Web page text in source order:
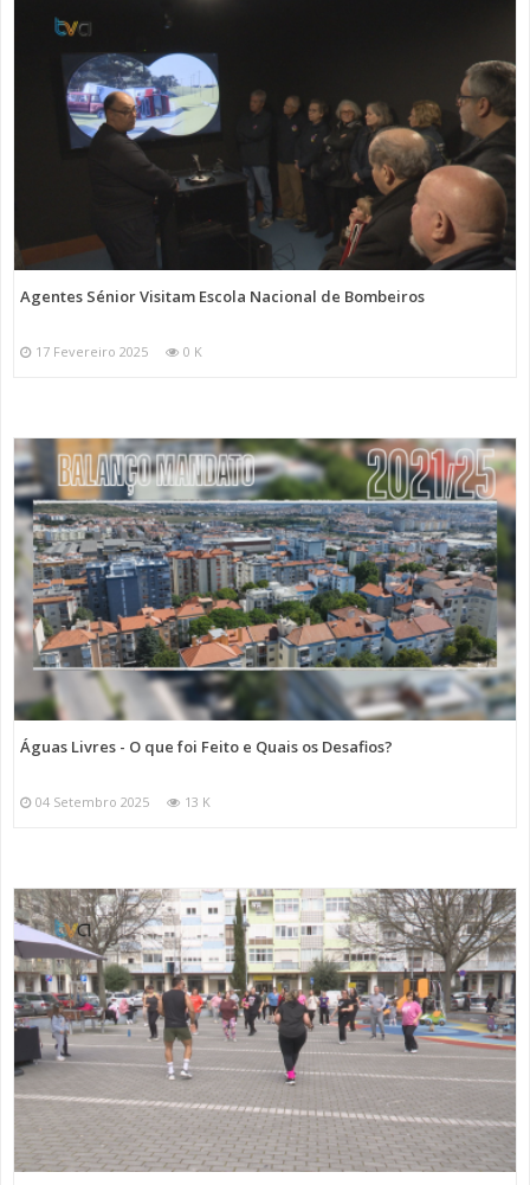
Agentes Sénior Visitam Escola Nacional de Bombeiros
17 Fevereiro 2025 0 K
Águas Livres - O que foi Feito e Quais os Desafios?
04 Setembro 2025 13 K